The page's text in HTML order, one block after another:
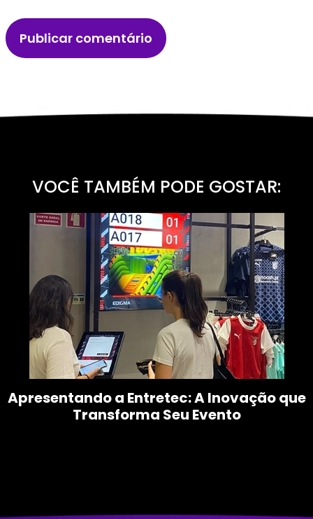
VOCÊ TAMBÉM PODE GOSTAR:
Apresentando a Entretec: A Inovação que
Transforma Seu Evento